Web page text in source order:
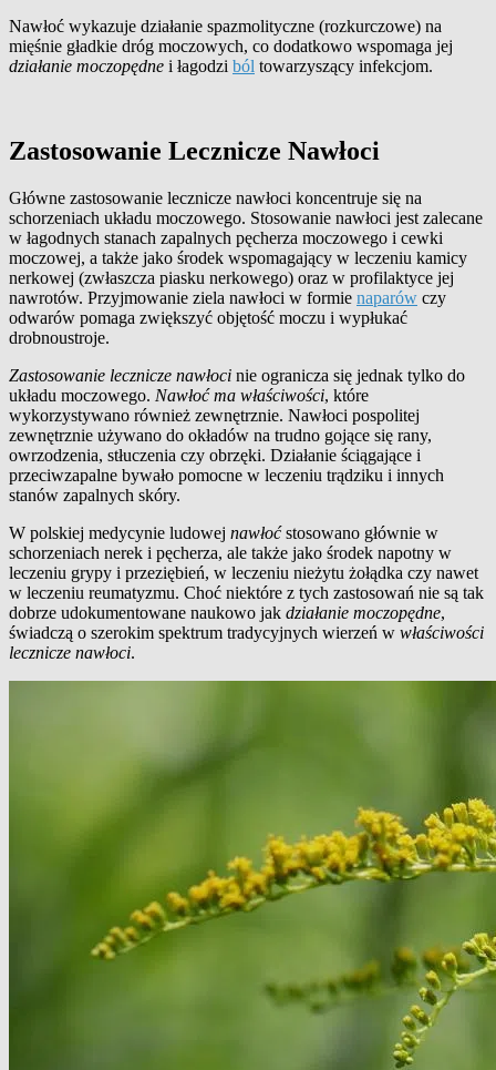
Nawłoć wykazuje działanie spazmolityczne (rozkurczowe) na
mięśnie gładkie dróg moczowych, co dodatkowo wspomaga jej
działanie moczopędne i łagodzi ból towarzyszący infekcjom.
Zastosowanie Lecznicze Nawłoci
Główne zastosowanie lecznicze nawłoci koncentruje się na
schorzeniach układu moczowego. Stosowanie nawłoci jest zalecane
w łagodnych stanach zapalnych pęcherza moczowego i cewki
moczowej, a także jako środek wspomagający w leczeniu kamicy
nerkowej (zwłaszcza piasku nerkowego) oraz w profilaktyce jej
nawrotów. Przyjmowanie ziela nawłoci w formie naparów czy
odwarów pomaga zwiększyć objętość moczu i wypłukać
drobnoustroje.
Zastosowanie lecznicze nawłoci nie ogranicza się jednak tylko do
układu moczowego. Nawłoć ma właściwości, które
wykorzystywano również zewnętrznie. Nawłoci pospolitej
zewnętrznie używano do okładów na trudno gojące się rany,
owrzodzenia, stłuczenia czy obrzęki. Działanie ściągające i
przeciwzapalne bywało pomocne w leczeniu trądziku i innych
stanów zapalnych skóry.
W polskiej medycynie ludowej nawłoćstosowano głównie w
schorzeniach nerek i pęcherza, ale także jako środek napotny w
leczeniu grypy i przeziębień, w leczeniu nieżytu żołądka czy nawet
w leczeniu reumatyzmu. Choć niektóre z tych zastosowań nie są tak
dobrze udokumentowane naukowo jak działanie moczopędne,
świadczą o szerokim spektrum tradycyjnych wierzeń w właściwości
lecznicze nawłoci.